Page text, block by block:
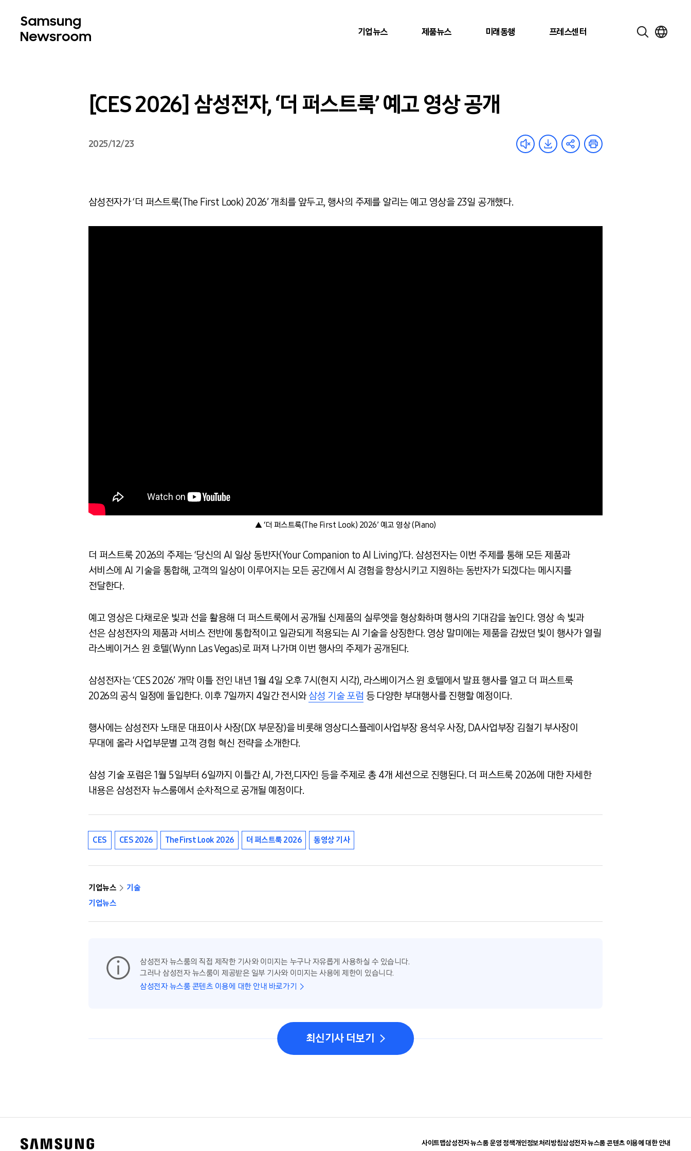
기업뉴스 제품뉴스 미래동행 프레스센터
[CES 2026] 삼성전자, ‘더 퍼스트룩’ 예고 영상 공개
2025/12/23
삼성전자가 ‘더 퍼스트룩(The First Look) 2026’ 개최를 앞두고, 행사의 주제를 알리는 예고 영상을 23일 공개했다.
▲ ‘더 퍼스트룩(The First Look) 2026’ 예고 영상 (Piano)
더 퍼스트룩 2026의 주제는 ‘당신의 AI 일상 동반자(Your Companion to AI Living)’다. 삼성전자는 이번 주제를 통해 모든 제품과
서비스에 AI 기술을 통합해, 고객의 일상이 이루어지는 모든 공간에서 AI 경험을 향상시키고 지원하는 동반자가 되겠다는 메시지를
전달한다.
예고 영상은 다채로운 빛과 선을 활용해 더 퍼스트룩에서 공개될 신제품의 실루엣을 형상화하며 행사의 기대감을 높인다. 영상 속 빛과
선은 삼성전자의 제품과 서비스 전반에 통합적이고 일관되게 적용되는 AI 기술을 상징한다. 영상 말미에는 제품을 감쌌던 빛이 행사가 열릴
라스베이거스 윈 호텔(Wynn Las Vegas)로 퍼져 나가며 이번 행사의 주제가 공개된다.
삼성전자는 ‘CES 2026’ 개막 이틀 전인 내년 1월 4일 오후 7시(현지 시각), 라스베이거스 윈 호텔에서 발표 행사를 열고 더 퍼스트룩
2026의 공식 일정에 돌입한다. 이후 7일까지 4일간 전시와 삼성 기술 포럼 등 다양한 부대행사를 진행할 예정이다.
행사에는 삼성전자 노태문 대표이사 사장(DX 부문장)을 비롯해 영상디스플레이사업부장 용석우 사장, DA사업부장 김철기 부사장이
무대에 올라 사업부문별 고객 경험 혁신 전략을 소개한다.
삼성 기술 포럼은 1월 5일부터 6일까지 이틀간 AI, 가전,디자인 등을 주제로 총 4개 세션으로 진행된다. 더 퍼스트룩 2026에 대한 자세한
내용은 삼성전자 뉴스룸에서 순차적으로 공개될 예정이다.
CES CES 2026 The First Look 2026 더 퍼스트룩 2026 동영상 기사
기업뉴스
기술
기업뉴스
삼성전자 뉴스룸의 직접 제작한 기사와 이미지는 누구나 자유롭게 사용하실 수 있습니다.
그러나 삼성전자 뉴스룸이 제공받은 일부 기사와 이미지는 사용에 제한이 있습니다.
삼성전자 뉴스룸 콘텐츠 이용에 대한 안내 바로가기
최신기사 더보기
사이트맵삼성전자 뉴스룸 운영 정책개인정보처리방침삼성전자 뉴스룸 콘텐츠 이용에 대한 안내